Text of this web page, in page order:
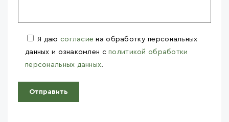
Я даю согласие на обработку персональных
данных и ознакомлен сполитикой обработки
персональных данных.